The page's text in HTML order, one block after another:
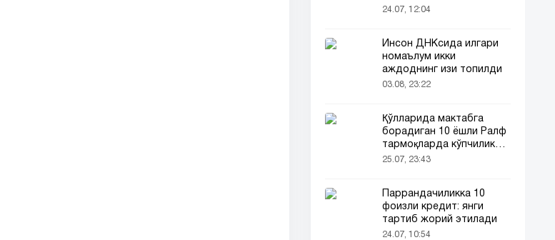
эътиборини тортди!
24.07, 12:04
Инсон ДНКсида илгари
номаълум икки
аждоднинг изи топилди
03.08, 23:22
Қўлларида мактабга
борадиган 10 ёшли Ралф
тармоқларда кўпчиликни
таъсирлантирди
25.07, 23:43
Паррандачиликка 10
фоизли кредит: янги
тартиб жорий этилади
24.07, 10:54